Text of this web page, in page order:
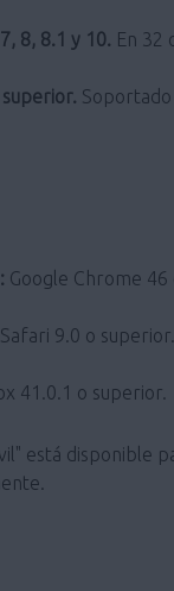
8, 8.1 y 10. En 32
Google Chrome
9.0 o superior.
41.0.1 o superior.
está